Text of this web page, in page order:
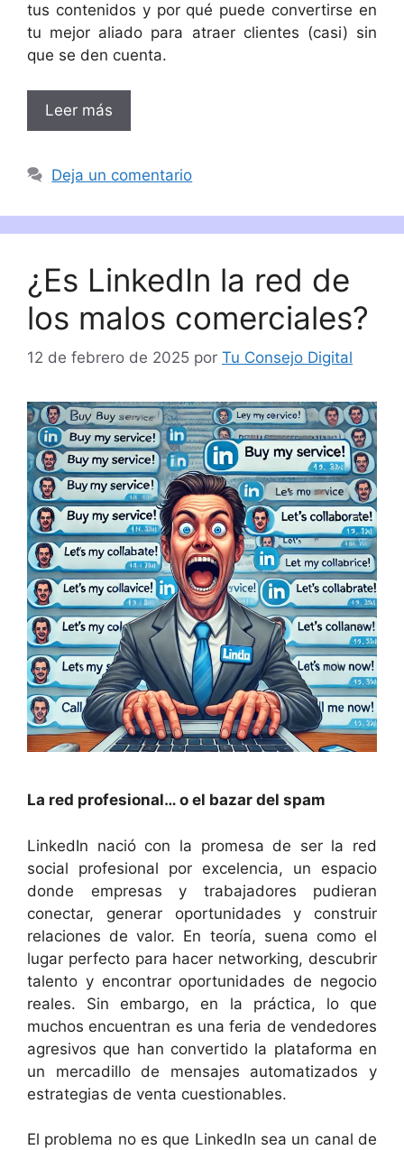
tus contenidos y por qué puede convertirse en
tu mejor aliado para atraer clientes (casi) sin
que se den cuenta.
Leer más
Deja un comentario
¿Es LinkedIn la red de
los malos comerciales?
12 de febrero de 2025 por Tu Consejo Digital
La red profesional… o el bazar del spam
LinkedIn nació con la promesa de ser la red
social profesional por excelencia, un espacio
donde empresas y trabajadores pudieran
conectar, generar oportunidades y construir
relaciones de valor. En teoría, suena como el
lugar perfecto para hacer networking, descubrir
talento y encontrar oportunidades de negocio
reales. Sin embargo, en la práctica, lo que
muchos encuentran es una feria de vendedores
agresivos que han convertido la plataforma en
un mercadillo de mensajes automatizados y
estrategias de venta cuestionables.
El problema no es que LinkedIn sea un canal de